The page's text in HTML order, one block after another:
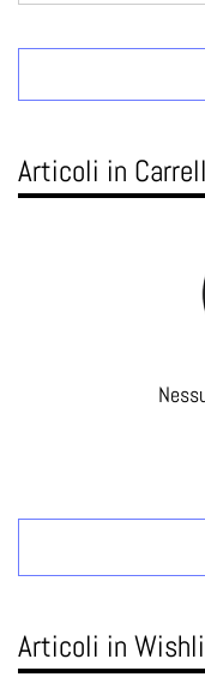
Articoli in
Articoli in